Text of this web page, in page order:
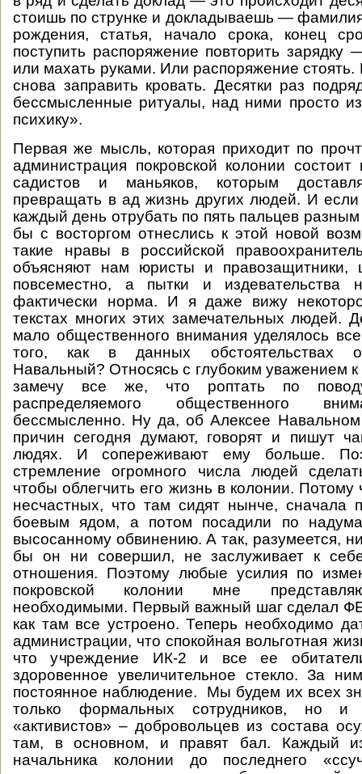
стоишь по струнке и докладываешь —
рождения, статья, начало срока, конец
поступить распоряжение повторить зарядку
или махать руками. Или распоряжение
снова заправить кровать. Десятки раз
бессмысленные ритуалы, над ними просто
психику».
Первая же мысль, которая приходит по
администрация покровской колонии состоит
садистов и маньяков, которым
превращать в ад жизнь других людей. И
каждый день отрубать по пять пальцев
бы с восторгом отнеслись к этой новой
такие нравы в российской
объясняют нам юристы и правозащитники,
повсеместно, а пытки и издевательства
фактически норма. И я даже вижу
текстах многих этих замечательных людей.
мало общественного внимания уделялось
того, как в данных обстоятельствах
Навальный? Относясь с глубоким уважением к
замечу все же, что роптать по
распределяемого общественного
бессмысленно. Ну да, об Алексее
причин сегодня думают, говорят и пишут
людях. И сопереживают ему больше.
стремление огромного числа людей
чтобы облегчить его жизнь в колонии. Потому
несчастных, что там сидят нынче, сначала
боевым ядом, а потом посадили по
высосанному обвинению. А так, разумеется,
бы он ни совершил, не заслуживает к себе
отношения. Поэтому любые усилия по
покровской колонии мне
необходимыми. Первый важный шаг сделал
как там все устроено. Теперь необходимо
администрации, что спокойная вольготная
что учреждение ИК-2 и все ее
здоровенное увеличительное стекло. За
постоянное наблюдение. Мы будем их всех
только формальных сотрудников, но и
«активистов» – добровольцев из состава
там, в основном, и правят бал. Каждый
начальника колонии до последнего